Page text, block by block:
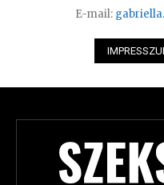
E-mail: